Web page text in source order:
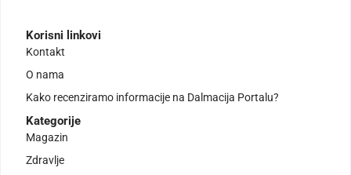
Korisni linkovi
Kontakt
O nama
Kako recenziramo informacije na Dalmacija Portalu?
Kategorije
Magazin
Zdravlje